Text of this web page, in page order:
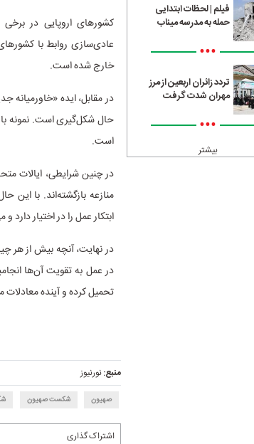
فیلم | لحظات ابتدایی
حمله به مدرسه میناب
•••
تردد زائران اربعین از مرز
مهران شدت گرفت
•••
بیشتر
کشورهای اروپایی در
عادی‌سازی روابط با کشورهای
خارج شده است.
در مقابل، ایده
حال شکل‌گیری است. نمونه
است.
در چنین شرایطی، ایالات
منازعه بازگشته‌اند. با
ابتکار عمل را در اختیار
در نهایت، آنچه بیش از هر
در عمل به تقویت آن‌ها
تحمیل کرده و آینده
منبع:نورنیوز
صهیون شکست صهیون
اشتراک گذاری